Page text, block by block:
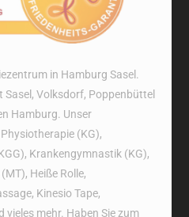
in Hamburg Sasel.
Volksdorf, Poppenbüttel
Hamburg. Unser
(KG),
Krankengymnastik (KG),
Heiße Rolle,
Kinesio Tape,
mehr. Haben Sie zum